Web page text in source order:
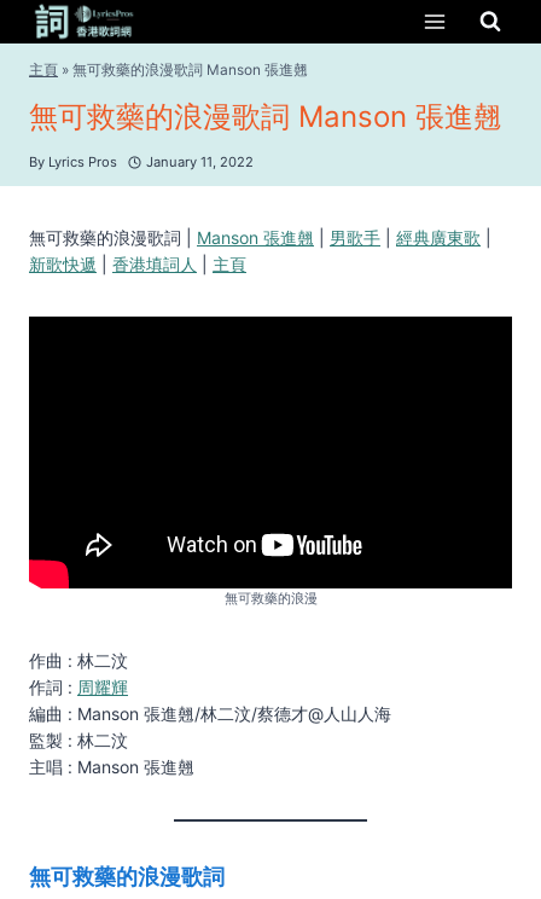
content
主頁 » 無可救藥的浪漫歌詞 Manson 張進翹
無可救藥的浪漫歌詞 Manson 張進翹
By Lyrics Pros January 11, 2022
無可救藥的浪漫歌詞 | Manson 張進翹 男歌手 經典廣東歌
新歌快遞
香港填詞人 主頁
無可救藥的浪漫
作曲 : 林二汶
作詞 : 周耀輝
編曲 : Manson 張進翹/林二汶/蔡德才@人山人海
監製 : 林二汶
主唱 : Manson 張進翹
無可救藥的浪漫歌詞